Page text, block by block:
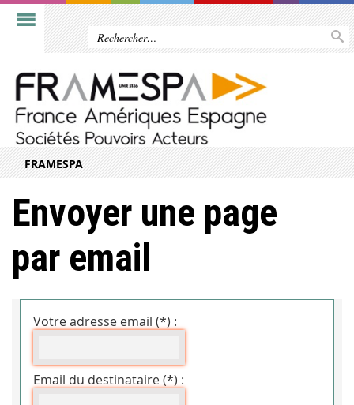
FRAMESPA
Envoyer une page
par email
Votre adresse email (*) :
Email du destinataire (*) :